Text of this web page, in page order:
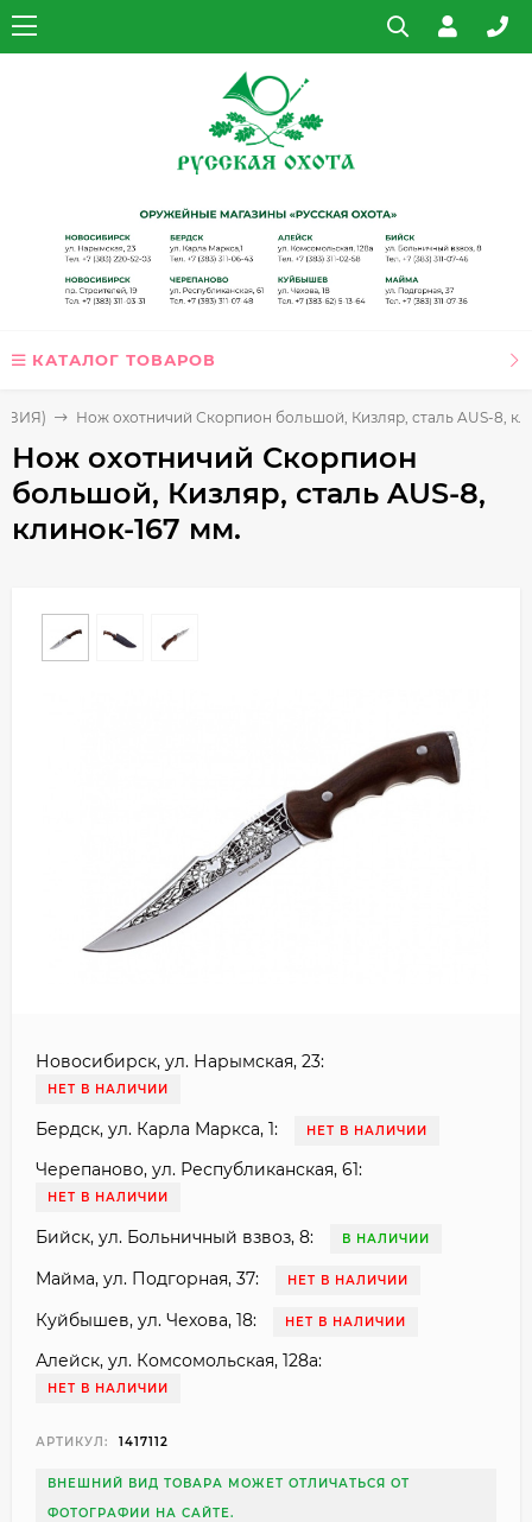
КАТАЛОГ ТОВАРОВ
Нож охотничий Скорпион большой, Кизляр, сталь AUS-8,
Нож охотничий Скорпион
большой, Кизляр, сталь AUS-8,
клинок-167 мм.
Новосибирск, ул. Нарымская, 23:
НЕТ В НАЛИЧИИ
Бердск, ул. Карла Маркса, 1: НЕТ В НАЛИЧИИ
Черепаново, ул. Республиканская, 61:
НЕТ В НАЛИЧИИ
Бийск, ул. Больничный взвоз, 8: В НАЛИЧИИ
Майма, ул. Подгорная, 37: НЕТ В НАЛИЧИИ
Куйбышев, ул. Чехова, 18: НЕТ В НАЛИЧИИ
Алейск, ул. Комсомольская, 128а:
НЕТ В НАЛИЧИИ
АРТИКУЛ: 1417112
ВНЕШНИЙ ВИД ТОВАРА МОЖЕТ ОТЛИЧАТЬСЯ ОТ
ФОТОГРАФИИ НА САЙТЕ.